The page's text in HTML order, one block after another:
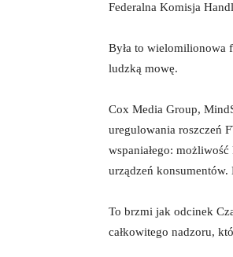
Federalna Komisja
Była to wielomilionowa
ludzką mowę.
Cox Media Group,
uregulowania roszczeń
wspaniałego:
urządzeń konsumentów.
To brzmi jak odcinek
całkowitego nadzoru,